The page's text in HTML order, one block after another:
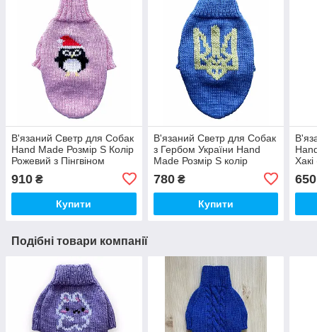
В'язаний Светр для Собак
Hand Made Розмір S Колір
Рожевий з Пінгвіном
910 ₴
Купити
В'язаний Светр для Собак
з Гербом України Hand
Made Розмір S колір
780₴
Купити
650
Подібні товари компанії